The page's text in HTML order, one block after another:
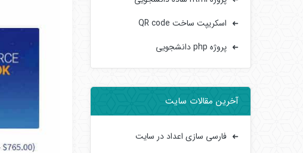
اسکریپت ساخت QR code
پروژه php دانشجویی
آخرین مقالات سایت
فارسی سازی اعداد در سایت